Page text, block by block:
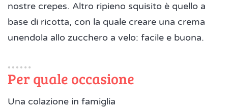
nostre crepes. Altro ripieno squisito è quello a
base di ricotta, con la quale creare una crema
unendola allo zucchero a velo: facile e buona.
Per quale occasione
Una colazione in famiglia